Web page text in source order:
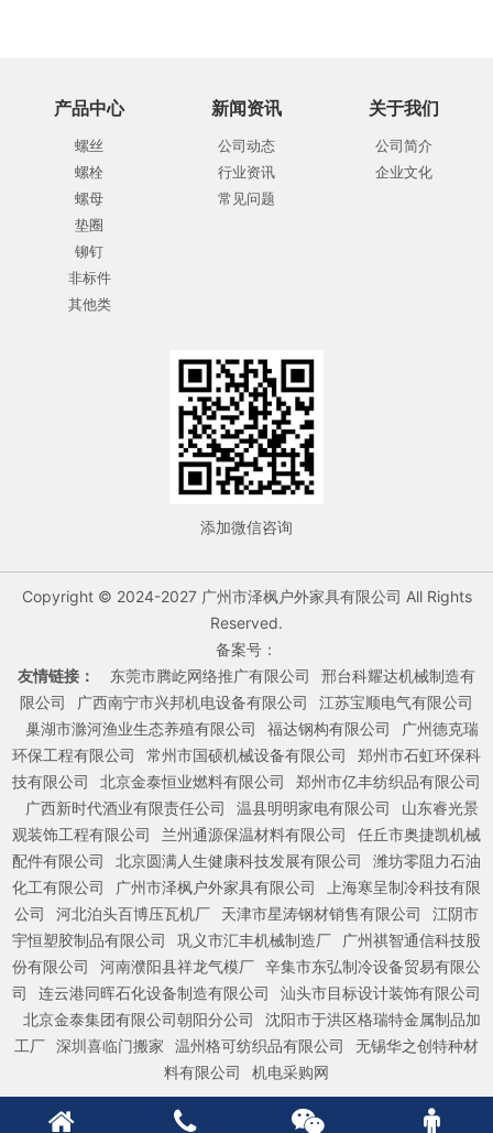
产品中心
螺丝
螺栓
螺母
垫圈
铆钉
非标件
其他类
新闻资讯
公司动态
行业资讯
常见问题
关于我们
公司简介
企业文化
添加微信咨询
Copyright © 2024-2027 广州市泽枫户外家具有限公司 All Rights
Reserved.
备案号：
友情链接：
东莞市腾屹网络推广有限公司
邢台科耀达机械制造有
限公司
广西南宁市兴邦机电设备有限公司
江苏宝顺电气有限公司
巢湖市滁河渔业生态养殖有限公司
福达钢构有限公司
广州德克瑞
环保工程有限公司
常州市国硕机械设备有限公司
郑州市石虹环保科
技有限公司
北京金泰恒业燃料有限公司
郑州市亿丰纺织品有限公司
广西新时代酒业有限责任公司
温县明明家电有限公司
山东睿光景
观装饰工程有限公司
兰州通源保温材料有限公司
任丘市奥捷凯机械
配件有限公司
北京圆满人生健康科技发展有限公司
潍坊零阻力石油
化工有限公司
广州市泽枫户外家具有限公司
上海寒呈制冷科技有限
公司
河北泊头百博压瓦机厂 天津市星涛钢材销售有限公司
江阴市
宇恒塑胶制品有限公司
巩义市汇丰机械制造厂
广州祺智通信科技股
份有限公司
河南濮阳县祥龙气模厂 辛集市东弘制冷设备贸易有限公
司
连云港同晖石化设备制造有限公司
汕头市目标设计装饰有限公司
北京金泰集团有限公司朝阳分公司
沈阳市于洪区格瑞特金属制品加
工厂 深圳喜临门搬家 温州格可纺织品有限公司
无锡华之创特种材
料有限公司
机电采购网